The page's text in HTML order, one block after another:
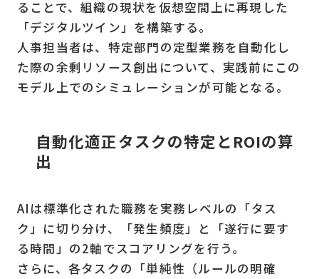
ることで、組織の現状を仮想空間上に再現した
「デジタルツイン」を構築する。
人事担当者は、特定部門の定型業務を自動化し
た際の余剰リソース創出について、実践前にこの
モデル上でのシミュレーションが可能となる。
自動化適正タスクの特定とROIの算
出
AIは標準化された職務を実務レベルの「タス
ク」に切り分け、「発生頻度」と「遂行に要す
る時間」の2軸でスコアリングを行う。
さらに、各タスクの「単純性（ルールの明確